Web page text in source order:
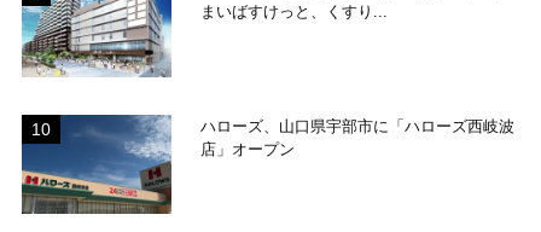
まいばすけっと、くすり...
ハローズ、山口県宇部市に「ハローズ西岐波
店」オープン